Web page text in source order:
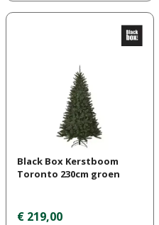
Black Box Kerstboom
Toronto 230cm groen
€ 219,00